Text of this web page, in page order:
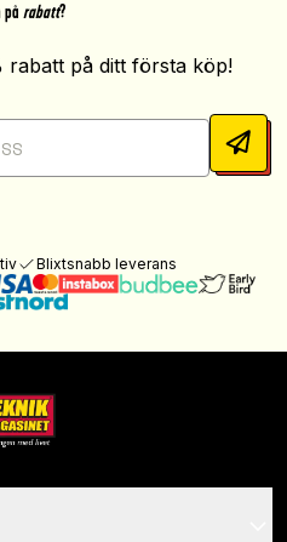
på rabatt?
rabatt på ditt första köp!
Blixtsnabb leverans